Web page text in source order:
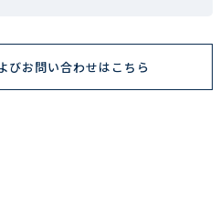
びお問い合わせはこちら